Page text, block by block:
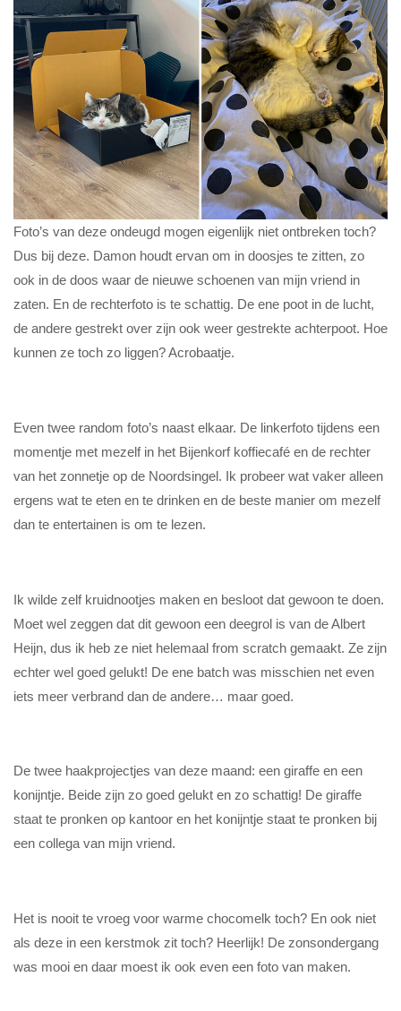
Foto’s van deze ondeugd mogen eigenlijk niet ontbreken toch?
Dus bij deze. Damon houdt ervan om in doosjes te zitten, zo
ook in de doos waar de nieuwe schoenen van mijn vriend in
zaten. En de rechterfoto is te schattig. De ene poot in de lucht,
de andere gestrekt over zijn ook weer gestrekte achterpoot. Hoe
kunnen ze toch zo liggen? Acrobaatje.
Even twee random foto’s naast elkaar. De linkerfoto tijdens een
momentje met mezelf in het Bijenkorf koffiecafé en de rechter
van het zonnetje op de Noordsingel. Ik probeer wat vaker alleen
ergens wat te eten en te drinken en de beste manier om mezelf
dan te entertainen is om te lezen.
Ik wilde zelf kruidnootjes maken en besloot dat gewoon te doen.
Moet wel zeggen dat dit gewoon een deegrol is van de Albert
Heijn, dus ik heb ze niet helemaal from scratch gemaakt. Ze zijn
echter wel goed gelukt! De ene batch was misschien net even
iets meer verbrand dan de andere… maar goed.
De twee haakprojectjes van deze maand: een giraffe en een
konijntje. Beide zijn zo goed gelukt en zo schattig! De giraffe
staat te pronken op kantoor en het konijntje staat te pronken bij
een collega van mijn vriend.
Het is nooit te vroeg voor warme chocomelk toch? En ook niet
als deze in een kerstmok zit toch? Heerlijk! De zonsondergang
was mooi en daar moest ik ook even een foto van maken.